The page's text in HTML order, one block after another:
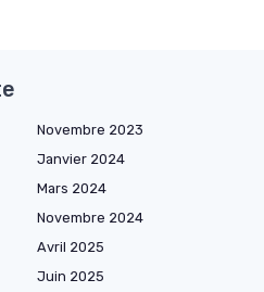
Novembre 2023
Janvier 2024
Mars 2024
Novembre 2024
Avril 2025
Juin 2025